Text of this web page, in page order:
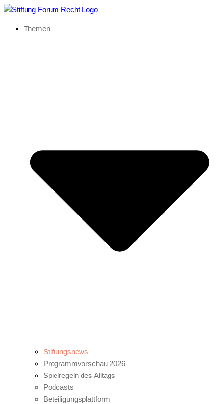
Themen
Stiftungsnews
Programmvorschau 2026
Spielregeln des Alltags
Podcasts
Beteiligungsplattform